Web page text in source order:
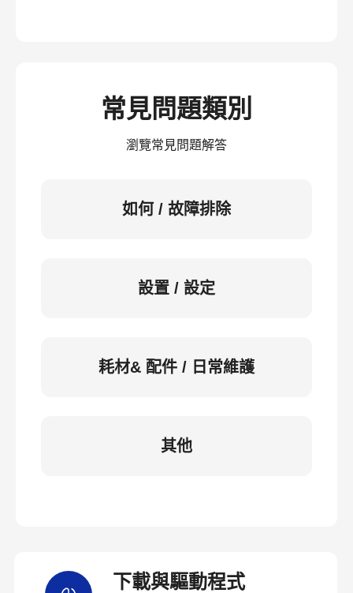
常見問題類別
瀏覽常見問題解答
如何 / 故障排除
設置 / 設定
耗材& 配件 / 日常維護
其他
下載與驅動程式